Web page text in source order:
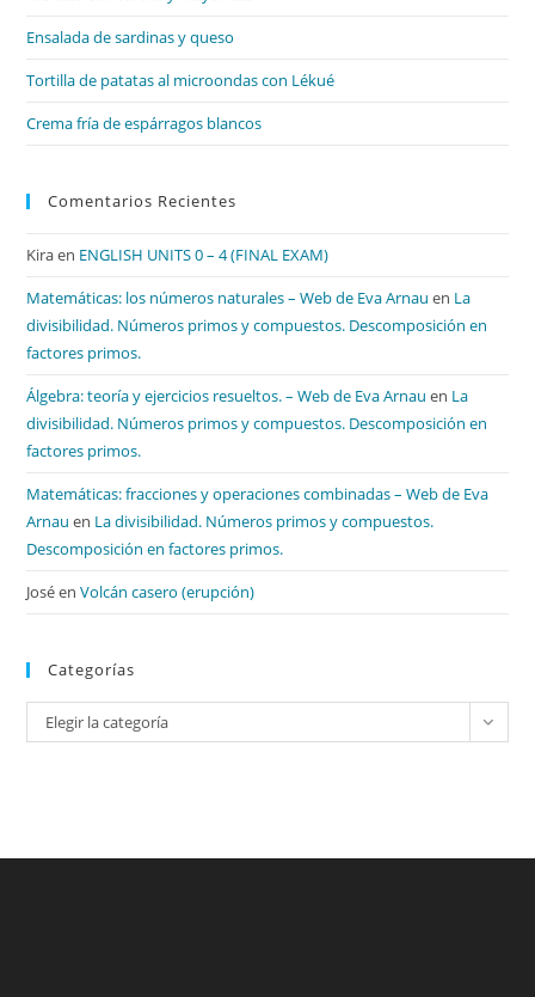
Ensalada de sardinas y queso
Tortilla de patatas al microondas con Lékué
Crema fría de espárragos blancos
Comentarios Recientes
Kiraen ENGLISH UNITS 0 – 4 (FINAL EXAM)
Matemáticas: los números naturales – Web de Eva Arnau en La
divisibilidad. Números primos y compuestos. Descomposición en
factores primos.
Álgebra: teoría y ejercicios resueltos. – Web de Eva Arnau en La
divisibilidad. Números primos y compuestos. Descomposición en
factores primos.
Matemáticas: fracciones y operaciones combinadas – Web de Eva
Arnau en La divisibilidad. Números primos y compuestos.
Descomposición en factores primos.
JoséenVolcán casero (erupción)
Categorías
Categorías
Elegir la categoría